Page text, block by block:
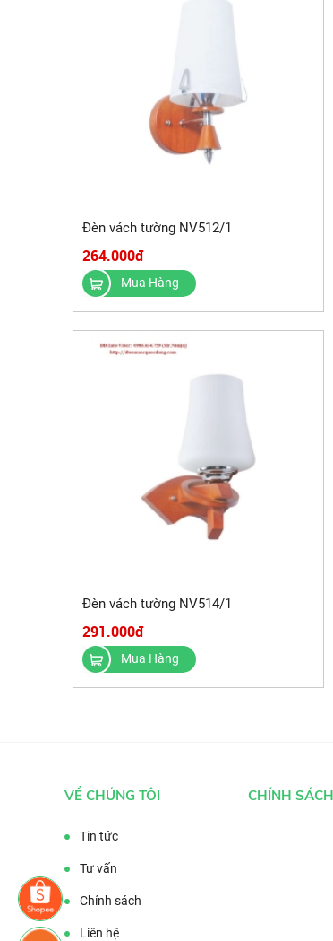
Đèn vách tường NV512/1
264.000đ
Mua Hàng
Đèn vách tường NV514/1
291.000đ
Mua Hàng
VỀ CHÚNG TÔI
Tin tức
Tư vấn
Chính sách
Liên hệ
CHÍNH SÁCH